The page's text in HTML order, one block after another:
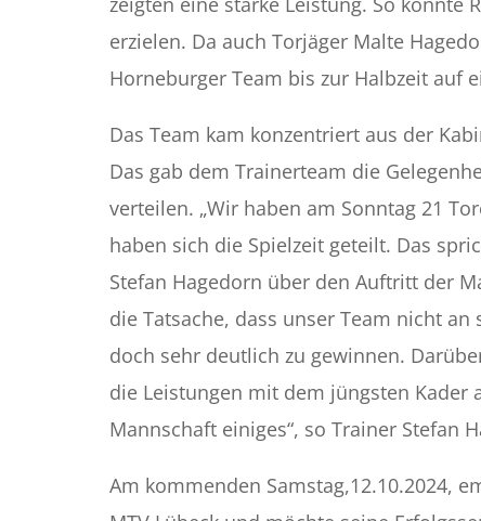
erzielen. Da auch Torjäger Malte
Horneburger Team bis zur Halbzeit auf
Das Team kam konzentriert aus der
Das gab dem Trainerteam die
verteilen. „Wir haben am Sonntag 21
haben sich die Spielzeit geteilt. Das
Stefan Hagedorn über den Auftritt der
die Tatsache, dass unser Team nicht
doch sehr deutlich zu gewinnen.
die Leistungen mit dem jüngsten
Mannschaft einiges“, so Trainer Stefan
Am kommenden Samstag,12.10.2024,